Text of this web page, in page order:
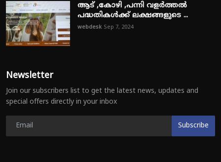
ആട് ,കോഴി ,പന്നി വളർത്തൽ
പദ്ധതികൾക്ക് ലക്ഷങ്ങളുടെ ...
webdesk Sep 7, 2024
Newsletter
Join our subscribers list to get the latest news, updates and
special offers directly in your inbox
Subscribe